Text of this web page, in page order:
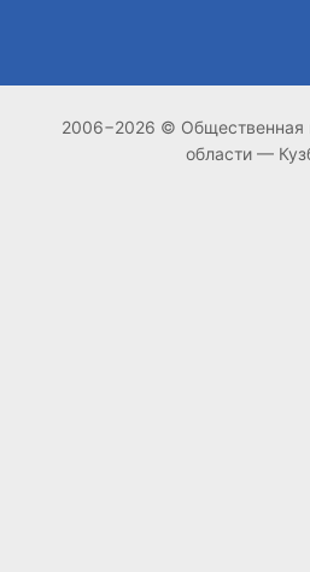
2006−2026 © Общественная
области —